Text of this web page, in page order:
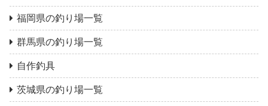
福岡県の釣り場一覧
群馬県の釣り場一覧
自作釣具
茨城県の釣り場一覧